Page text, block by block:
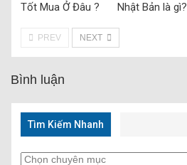
Tốt Mua Ở Đâu ?
Nhật Bản là gì?
PREV NEXT
Bình luận
Tìm Kiếm Nhanh
Tìm